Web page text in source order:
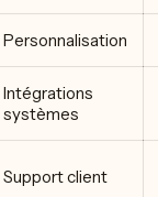
Personnalisation
Intégrations
systèmes
Support client